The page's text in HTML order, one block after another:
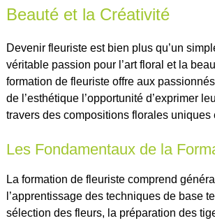
Beauté et la Créativité
Devenir fleuriste est bien plus qu’un
véritable passion pour l’art floral et la
formation de fleuriste offre aux
de l’esthétique l’opportunité d’exprimer
travers des compositions florales uniques
Les Fondamentaux de la
La formation de fleuriste comprend
l’apprentissage des techniques de base
sélection des fleurs, la préparation des